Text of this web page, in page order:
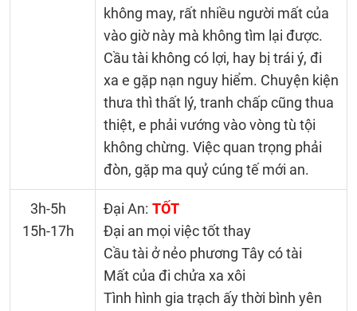
không may, rất nhiều người mất của
vào giờ này mà không tìm lại được.
Cầu tài không có lợi, hay bị trái ý, đi
xa e gặp nạn nguy hiểm. Chuyện kiện
thưa thì thất lý, tranh chấp cũng thua
thiệt, e phải vướng vào vòng tù tội
không chừng. Việc quan trọng phải
đòn, gặp ma quỷ cúng tế mới an.
3h-5h
15h-17h
Đại An: TỐT
Đại an mọi việc tốt thay
Cầu tài ở nẻo phương Tây có tài
Mất của đi chửa xa xôi
Tình hình gia trạch ấy thời bình yên